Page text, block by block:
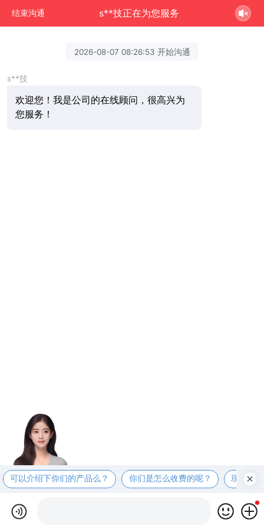
结束沟通 s**技正在为您服务
2026-08-07 08:26:53 开始沟通
s**技
欢迎您！我是公司的在线顾问，很高兴为
您服务！
可以介绍下你们的产品么？ 你们是怎么收费的呢？ 现在有